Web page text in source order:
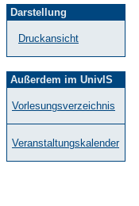
Darstellung
Druckansicht
Außerdem im UnivIS
Vorlesungsverzeichnis
Veranstaltungskalender